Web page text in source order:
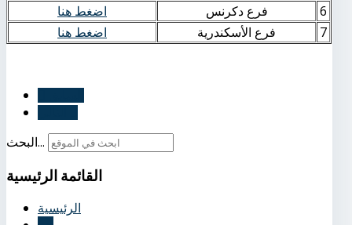
اضغط هنا
فرع دكرنس
6
اضغط هنا
فرع الأسكندرية 7
البحث...
القائمة الرئيسية
الرئيسية